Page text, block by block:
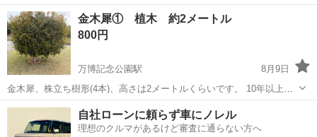
ててましたが、うまく育たず、地植えにしたところ、元気になってき
ました。 なので、お花のつきがあまり良くありません。(去年は数ヶ所
だけでした)長い目でみて、育...
茨城 つくば市 万博記念公園駅 その他
金木犀① 植木 約2メートル
800円
万博記念公園駅
8月9日
金木犀、株立ち樹形(4本)、高さは2メートルくらいです。 10年以上前
に、シンボルツリーとして苗木販売店にて購入しました。 毎年、良い
香りを届けてくれておりましたが、背が高くなってきて剪定が大変に
なってきたので、育てて下さる...
茨城 つくば市 万博記念公園駅 その他
自社ローンに頼らず車にノレル
理想のクルマがあるけど審査に通らない方へ